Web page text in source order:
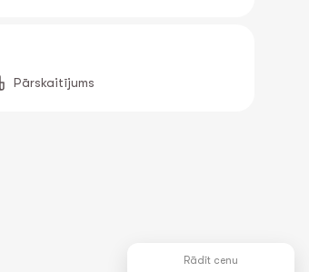
Pārskaitījums
Rādīt cenu